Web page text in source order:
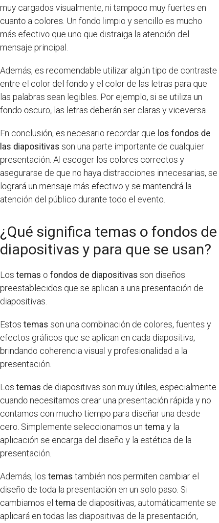
muy cargados visualmente, ni tampoco muy fuertes en
cuanto a colores. Un fondo limpio y sencillo es mucho
más efectivo que uno que distraiga la atención del
mensaje principal.
Además, es recomendable utilizar algún tipo de contraste
entre el color del fondo y el color de las letras para que
las palabras sean legibles. Por ejemplo, si se utiliza un
fondo oscuro, las letras deberán ser claras y viceversa.
En conclusión, es necesario recordar que los fondos de
las diapositivas son una parte importante de cualquier
presentación. Al escoger los colores correctos y
asegurarse de que no haya distracciones innecesarias, se
logrará un mensaje más efectivo y se mantendrá la
atención del público durante todo el evento.
¿Qué significa temas o fondos de
diapositivas y para que se usan?
Los temas o fondos de diapositivas son diseños
preestablecidos que se aplican a una presentación de
diapositivas.
Estos temas son una combinación de colores, fuentes y
efectos gráficos que se aplican en cada diapositiva,
brindando coherencia visual y profesionalidad a la
presentación.
Los temas de diapositivas son muy útiles, especialmente
cuando necesitamos crear una presentación rápida y no
contamos con mucho tiempo para diseñar una desde
cero. Simplemente seleccionamos un tema y la
aplicación se encarga del diseño y la estética de la
presentación.
Además, los temas también nos permiten cambiar el
diseño de toda la presentación en un solo paso. Si
cambiamos el tema de diapositivas, automáticamente se
aplicará en todas las diapositivas de la presentación,